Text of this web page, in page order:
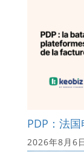
PDP：法
2026年8月6